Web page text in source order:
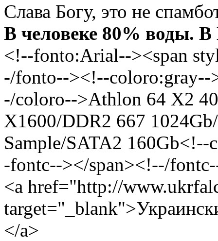
Слава Богу, это не
В человеке 80% воды. В
<!--fonto:Arial--><span
-/fonto--><!--coloro:gray--
-/coloro-->Athlon 64 X2
X1600/DDR2 667
Sample/SATA2
-fontc--></span><!--/
<a href="http://
</a>